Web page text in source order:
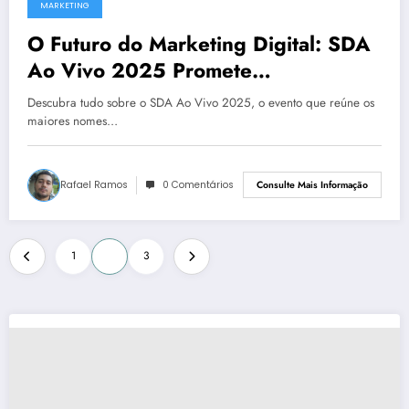
MARKETING
O Futuro do Marketing Digital: SDA
Ao Vivo 2025 Promete
Revolucionar Estratégias de
Negócios
Descubra tudo sobre o SDA Ao Vivo 2025, o evento que reúne os
maiores nomes…
Rafael Ramos 0 Comentários Consulte Mais Informação
Paginação
de
posts
1 3